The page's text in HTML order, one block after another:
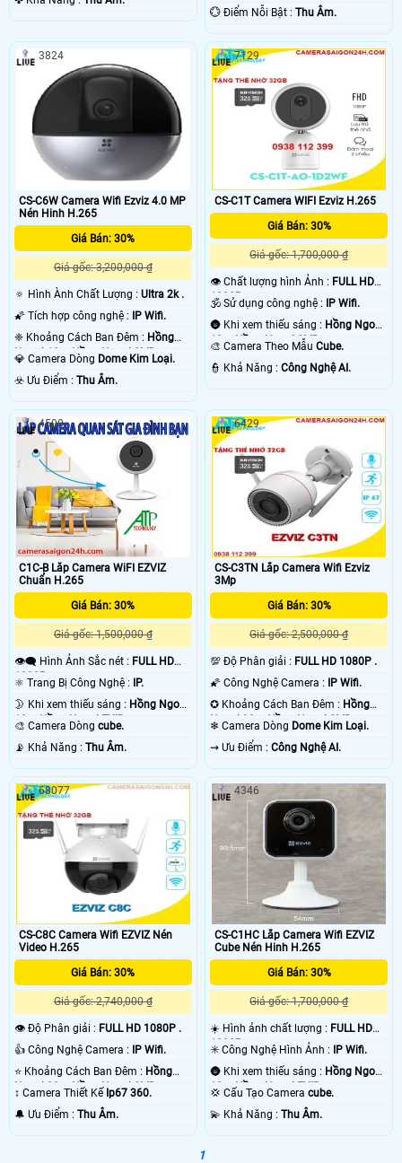
️💮 Điểm Nỗi Bật :Thu Âm.
CS-C6W Camera Wifi Ezviz 4.0 MP
Nén Hinh H.265
Giá Bán: 30%
Giá gốc: 3,200,000 ₫
🔅 Hình Ành Chất Lượng : Ultra 2k .
🌠 Tích hợp công nghệ : IP Wifi.
❈ Khoảng Cách Ban Đêm : Hồng
Ngoại 10m Hồng Ngoại SMD.
💎 Camera Dòng Dome Kim Loại.
️☣️ Ưu Điểm : Thu Âm.
3824
CS-C1T Camera WIFI Ezviz H.265
Giá Bán: 30%
Giá gốc: 1,700,000 ₫
👁 Chất lượng hình Ảnh : FULL HD
1080P .
🕉️ Sử dụng công nghệ : IP Wifi.
🌚 Khi xem thiếu sáng : Hồng Ngoại
10m Hồng Ngoại SMD.
🎨 Camera Theo MẫuCube.
️👮 Khả Năng :Công Nghệ AI.
7129
C1C-B Lăp Camera WiFI EZVIZ
Chuẩn H.265
Giá Bán: 30%
Giá gốc: 1,500,000 ₫
👁️‍🗨 Hình Ảnh Sắc nét : FULL HD
1080P .
⚛️ Trang Bị Công Nghệ : IP.
🌛 Khi xem thiếu sáng : Hồng Ngoại
10m Hồng Ngoại EXIR.
🎨 Camera Dòng cube.
️📡 Khả Năng : Thu Âm.
4500
CS-C3TN Lắp Camera Wifi Ezviz
3Mp
Giá Bán: 30%
Giá gốc: 2,500,000 ₫
💯 Độ Phân giải : FULL HD 1080P .
🌠 Công Nghệ Camera : IP Wifi.
✪ Khoảng Cách Ban Đêm : Hồng
Ngoại 30m Hồng Ngoại SMD.
❄ Camera Dòng Dome Kim Loại.
️⇝ Ưu Điểm :Công Nghệ AI.
6429
CS-C8C Camera Wifi EZVIZ Nén
Video H.265
Giá Bán: 30%
Giá gốc: 2,740,000 ₫
👁 Độ Phân giải : FULL HD 1080P .
👍 Công Nghệ Camera :
IP Wifi.
⭐ Khoảng Cách Ban Đêm : Hồng
Ngoại 30m Hồng Ngoại SMD.
↕️ Camera Thiết Kế Ip67 360.
️🔔 Ưu Điểm : Thu Âm.
68077
CS-C1HC Lắp Camera Wifi EZVIZ
Cube Nén Hinh H.265
Giá Bán: 30%
Giá gốc: 1,700,000 ₫
☀️ Hình ảnh chất lượng : FULL HD
1080P .
✳️ Công Nghệ Hình Ảnh :
IP Wifi.
🌚 Khi xem thiếu sáng : Hồng Ngoại
10m Hồng Ngoại EXIR.
💢 Cấu Tạo Cameracube.
️💫 Khả Năng :Thu Âm.
4346
1